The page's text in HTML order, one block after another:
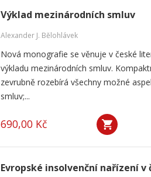
Výklad mezinárodních smluv
Alexander J. Bělohlávek
Nová monografie se věnuje v české
výkladu mezinárodních smluv.
zevrubně rozebírá všechny možné
smluv;...
690,00 Kč
Evropské insolvenční nařízení